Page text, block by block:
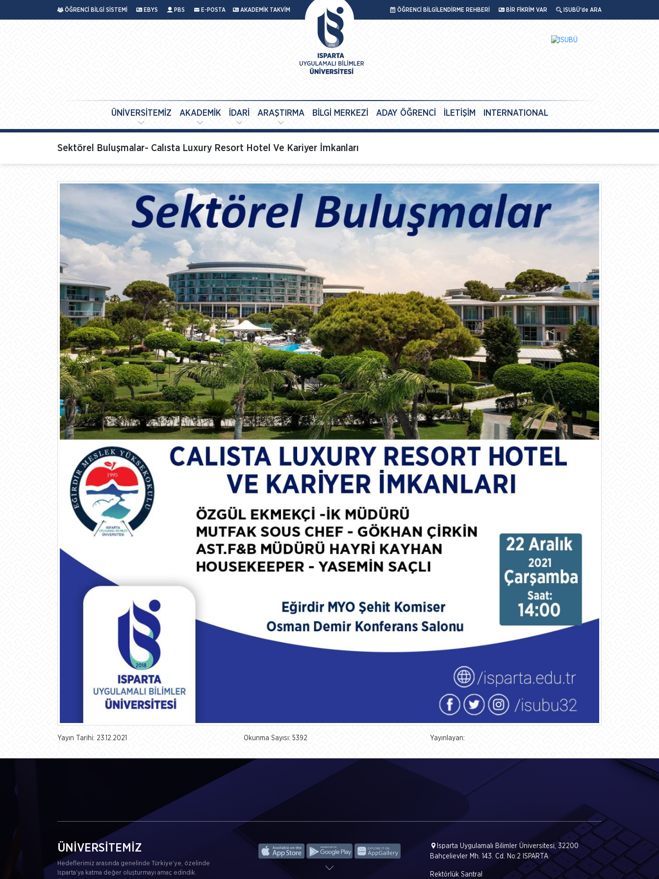
ÖĞRENCİ BİLGİ SİSTEMİ EBYS PBS E-POSTA AKADEMİK TAKVİM ÖĞRENCİ BİLGİLENDİRME REHBERİ BİR FİKRİM VAR ISUBÜ'de ARA
ÜNİVERSİTEMİZ AKADEMİK İDARİ ARAŞTIRMA BİLGİ MERKEZİ ADAY ÖĞRENCİ İLETİŞİM INTERNATIONAL
Sektörel Buluşmalar- Calısta Luxury Resort Hotel Ve Kariyer İmkanları
Yayın Tarihi: 23.12.2021 Okunma Sayısı: 5392 Yayınlayan:
ÜNİVERSİTEMİZ
Hedeflerimiz arasında genelinde Türkiye’ye, özelinde
Isparta’ya katma değer oluşturmayı amaç edindik.
Isparta Uygulamalı Bilimler Üniversitesi, 32200
Bahçelievler Mh. 143. Cd. No:2 ISPARTA
Rektörlük Santral